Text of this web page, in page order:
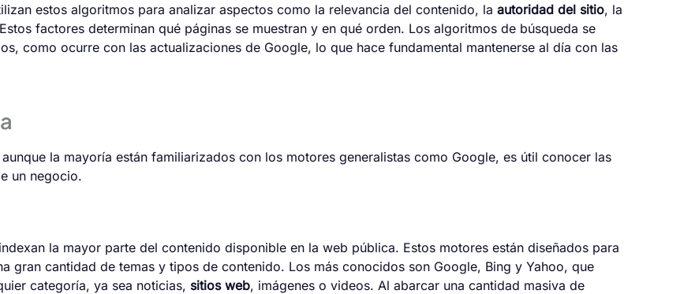
estos algoritmos para analizar aspectos como la relevancia del contenido, la autoridad del sitio, la
factores determinan qué páginas se muestran y en qué orden. Los algoritmos de búsqueda se
como ocurre con las actualizaciones de Google, lo que hace fundamental mantenerse al día con las
la mayoría están familiarizados con los motores generalistas como Google, es útil conocer las
un negocio.
la mayor parte del contenido disponible en la web pública. Estos motores están diseñados para
gran cantidad de temas y tipos de contenido. Los más conocidos son Google, Bing y Yahoo, que
categoría, ya sea noticias, sitios web, imágenes o videos. Al abarcar una cantidad masiva de